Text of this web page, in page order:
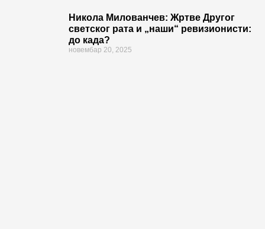
Никола Милованчев: Жртве Другог
светског рата и „наши“ ревизионисти:
до када?
новембар 20, 2025